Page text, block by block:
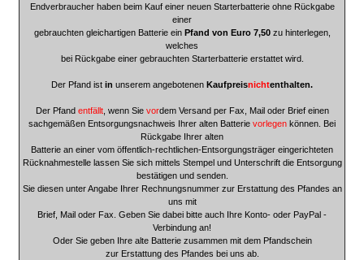
Endverbraucher haben beim Kauf einer neuen Starterbatterie ohne Rückgabe
einer
gebrauchten gleichartigen Batterie ein Pfand von Euro 7,50zu hinterlegen,
welches
bei Rückgabe einer gebrauchten Starterbatterie erstattet wird.
Der Pfand ist in unserem angebotenen Kaufpreisnichtenthalten.
Der Pfand entfällt, wenn Sie vordem Versand per Fax, Mail oder Brief einen
sachgemäßen Entsorgungsnachweis Ihrer alten Batterie vorlegen können. Bei
Rückgabe Ihrer alten
Batterie an einer vom öffentlich-rechtlichen-Entsorgungsträger eingerichteten
Rücknahmestelle lassen Sie sich mittels Stempel und Unterschrift die Entsorgung
bestätigen und senden.
Sie diesen unter Angabe Ihrer Rechnungsnummer zur Erstattung des Pfandes an
uns mit
Brief, Mail oder Fax. Geben Sie dabei bitte auch Ihre Konto- oder PayPal -
Verbindung an!
Oder Sie geben Ihre alte Batterie zusammen mit dem Pfandschein
zur Erstattung des Pfandes bei uns ab.